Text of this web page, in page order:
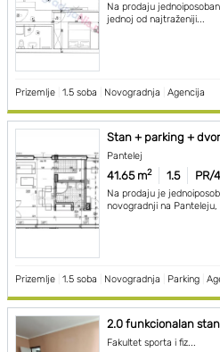
Na prodaju
jednoj od najtraženiji...
Prizemlje 1.5 soba Novogradnja Agencija
Stan + parking +
Pantelej
41.65 m2 1.5 PR/4
Na prodaju je
novogradnji na Panteleju,
Prizemlje 1.5 soba Novogradnja Parking
2.0 funkcionalan stan
Fakultet sporta i fiz...